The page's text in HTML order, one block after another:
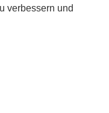
verbessern und